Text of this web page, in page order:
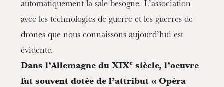
automatiquement la sale besogne. L’association
avec les technologies de guerre et les guerres de
drones que nous connaissons aujourd’hui est
évidente.
Dans l’Allemagne du XIXe siècle, l’oeuvre
fut souvent dotée de l’attribut « Opéra